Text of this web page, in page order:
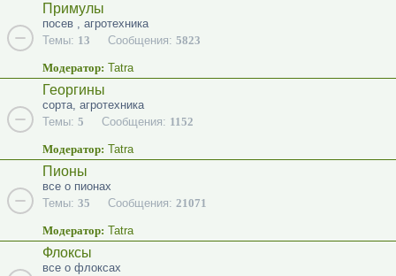
Примулы
посев , агротехника
Темы: 13 Сообщения: 5823
Модератор: Tatra
Георгины
сорта, агротехника
Темы: 5 Сообщения: 1152
Модератор: Tatra
Пионы
все о пионах
Темы: 35 Сообщения: 21071
Модератор: Tatra
Флоксы
все о флоксах